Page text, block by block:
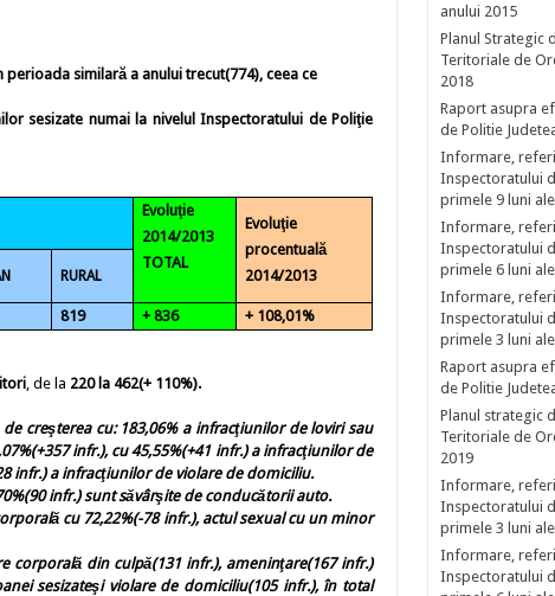
perioada similară a anului trecut(774), ceea ce
sesizate numai la nivelul Inspectoratului de Poliţie
Evoluţie
2014/2013
TOTAL
Evoluţie
procentuală
2014/2013
RURAL
819 + 836 + 108,01%
, de la 220 la 462(+ 110%).
creşterea cu: 183,06% a infracţiunilor de loviri sau
infr.), cu 45,55%(+41 infr.) a infracţiunilor de
infr.)a infracţiunilor de violare de domiciliu.
infr.) sunt săvârşite de conducătorii auto.
cu 72,22%(-78 infr.), actul sexual cu un minor
corporală din culpă(131 infr.), ameninţare(167 infr.)
sesizateşi violare de domiciliu(105 infr.), în total
anului 2015
Planul Strategic
Teritoriale de
2018
Raport asupra
de Politie
Informare,
Inspectoratului
primele 9 luni
Informare,
Inspectoratului
primele 6 luni
Informare,
Inspectoratului
primele 3 luni
Raport asupra
de Politie
Planul strategic
Teritoriale de
2019
Informare,
Inspectoratului
primele 3 luni
Informare,
Inspectoratului